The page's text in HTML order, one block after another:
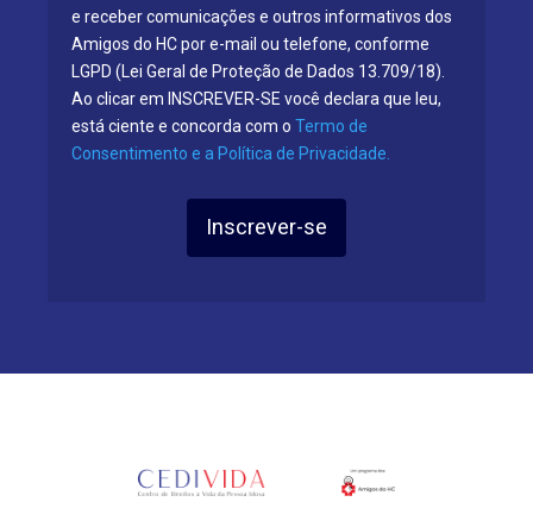
e receber comunicações e outros informativos dos
Amigos do HC por e-mail ou telefone, conforme
LGPD (Lei Geral de Proteção de Dados 13.709/18).
Ao clicar em INSCREVER-SE você declara que leu,
está ciente e concorda com o Termo de
Consentimento e a Política de Privacidade.
Inscrever-se